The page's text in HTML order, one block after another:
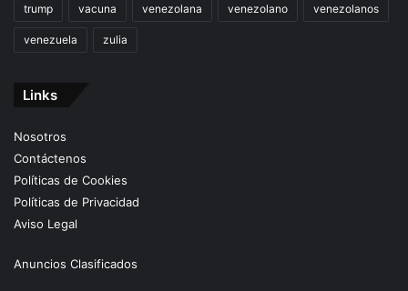
trump vacuna venezolana venezolano venezolanos
venezuela zulia
Links
Nosotros
Contáctenos
Políticas de Cookies
Políticas de Privacidad
Aviso Legal
Anuncios Clasificados